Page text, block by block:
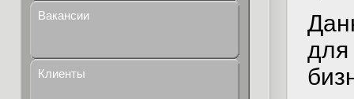
Вакансии
Клиенты
для